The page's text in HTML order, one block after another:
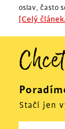
oslav, často
[Celý
Stačí jen